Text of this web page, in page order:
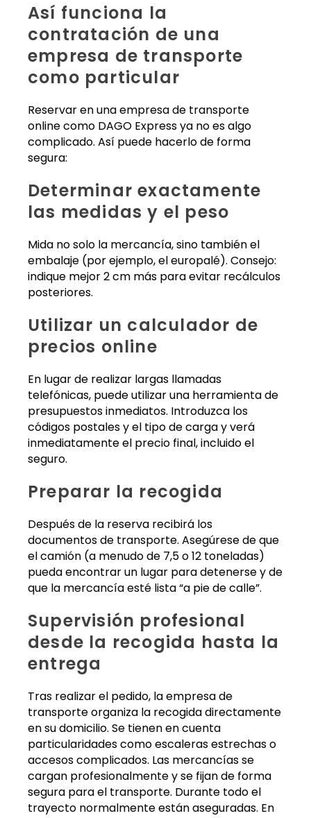
Así funciona la
contratación de una
empresa de transporte
como particular
Reservar en una empresa de transporte
online como DAGO Express ya no es algo
complicado. Así puede hacerlo de forma
segura:
Determinar exactamente
las medidas y el peso
Mida no solo la mercancía, sino también el
embalaje (por ejemplo, el europalé). Consejo:
indique mejor 2 cm más para evitar recálculos
posteriores.
Utilizar un calculador de
precios online
En lugar de realizar largas llamadas
telefónicas, puede utilizar una herramienta de
presupuestos inmediatos. Introduzca los
códigos postales y el tipo de carga y verá
inmediatamente el precio final, incluido el
seguro.
Preparar la recogida
Después de la reserva recibirá los
documentos de transporte. Asegúrese de que
el camión (a menudo de 7,5 o 12 toneladas)
pueda encontrar un lugar para detenerse y de
que la mercancía esté lista “a pie de calle”.
Supervisión profesional
desde la recogida hasta la
entrega
Tras realizar el pedido, la empresa de
transporte organiza la recogida directamente
en su domicilio. Se tienen en cuenta
particularidades como escaleras estrechas o
accesos complicados. Las mercancías se
cargan profesionalmente y se fijan de forma
segura para el transporte. Durante todo el
trayecto normalmente están aseguradas. En